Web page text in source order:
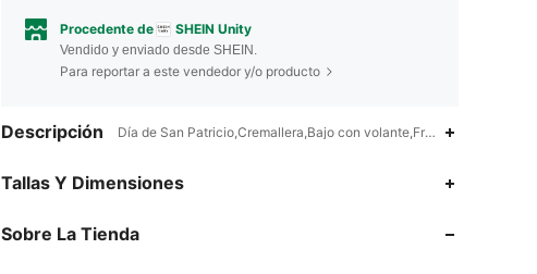
Procedente de SHEIN Unity
Vendido y enviado desde SHEIN.
Para reportar a este vendedor y/o producto
Descripción Día de San Patricio,Cremallera,Bajo con volante,Fruncido,Tela tejida
Tallas Y Dimensiones
Sobre La Tienda
4.83